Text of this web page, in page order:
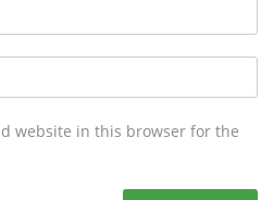
website in this browser for the